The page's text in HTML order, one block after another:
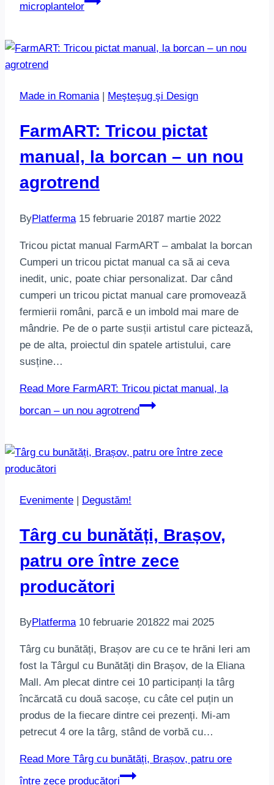
microplantelor
Made in Romania| Meşteşug şi Design
FarmART: Tricou pictat
manual, la borcan – un nou
agrotrend
ByPlatferma 15 februarie 20187 martie 2022
Tricou pictat manual FarmART – ambalat la borcan
Cumperi un tricou pictat manual ca să ai ceva
inedit, unic, poate chiar personalizat. Dar când
cumperi un tricou pictat manual care promovează
fermierii români, parcă e un imbold mai mare de
mândrie. Pe de o parte susții artistul care pictează,
pe de alta, proiectul din spatele artistului, care
susține…
Read More FarmART: Tricou pictat manual, la
borcan – un nou agrotrend
Evenimente | Degustăm!
Târg cu bunătăți, Brașov,
patru ore între zece
producători
ByPlatferma 10 februarie 201822 mai 2025
Târg cu bunătăți, Brașov are cu ce te hrăni Ieri am
fost la Târgul cu Bunătăți din Brașov, de la Eliana
Mall. Am plecat dintre cei 10 participanți la târg
încărcată cu două sacoșe, cu câte cel puțin un
produs de la fiecare dintre cei prezenți. Mi-am
petrecut 4 ore la târg, stând de vorbă cu…
Read More Târg cu bunătăți, Brașov, patru ore
între zece producători